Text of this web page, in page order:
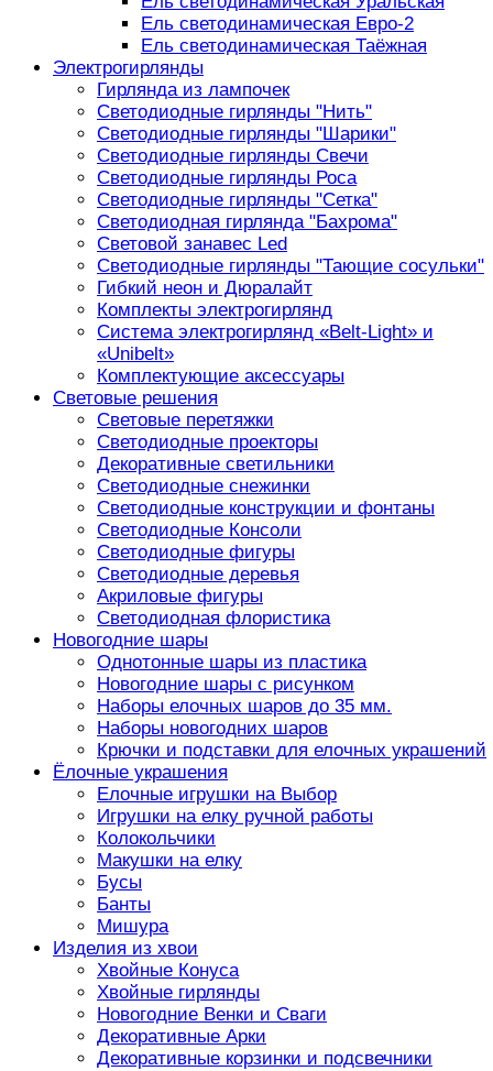
Ель светодинамическая Евро-2
Ель светодинамическая Таёжная
Электрогирлянды
Гирлянда из лампочек
Светодиодные гирлянды "Нить"
Светодиодные гирлянды "Шарики"
Светодиодные гирлянды Свечи
Светодиодные гирлянды Роса
Светодиодные гирлянды "Сетка"
Светодиодная гирлянда "Бахрома"
Световой занавес Led
Светодиодные гирлянды "Тающие сосульки"
Гибкий неон и Дюралайт
Комплекты электрогирлянд
Система электрогирлянд «Belt-Light» и
«Unibelt»
Комплектующие аксессуары
Световые решения
Световые перетяжки
Светодиодные проекторы
Декоративные светильники
Светодиодные снежинки
Светодиодные конструкции и фонтаны
Светодиодные Консоли
Светодиодные фигуры
Светодиодные деревья
Акриловые фигуры
Светодиодная флористика
Новогодние шары
Однотонные шары из пластика
Новогодние шары с рисунком
Наборы елочных шаров до 35 мм.
Наборы новогодних шаров
Крючки и подставки для елочных украшений
Ёлочные украшения
Елочные игрушки на Выбор
Игрушки на елку ручной работы
Колокольчики
Макушки на елку
Бусы
Банты
Мишура
Изделия из хвои
Хвойные Конуса
Хвойные гирлянды
Новогодние Венки и Сваги
Декоративные Арки
Декоративные корзинки и подсвечники